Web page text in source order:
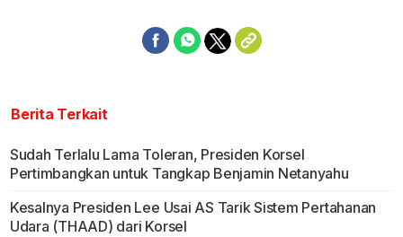
Berita Terkait
Sudah Terlalu Lama Toleran, Presiden Korsel
Pertimbangkan untuk Tangkap Benjamin Netanyahu
Kesalnya Presiden Lee Usai AS Tarik Sistem Pertahanan
Udara (THAAD) dari Korsel